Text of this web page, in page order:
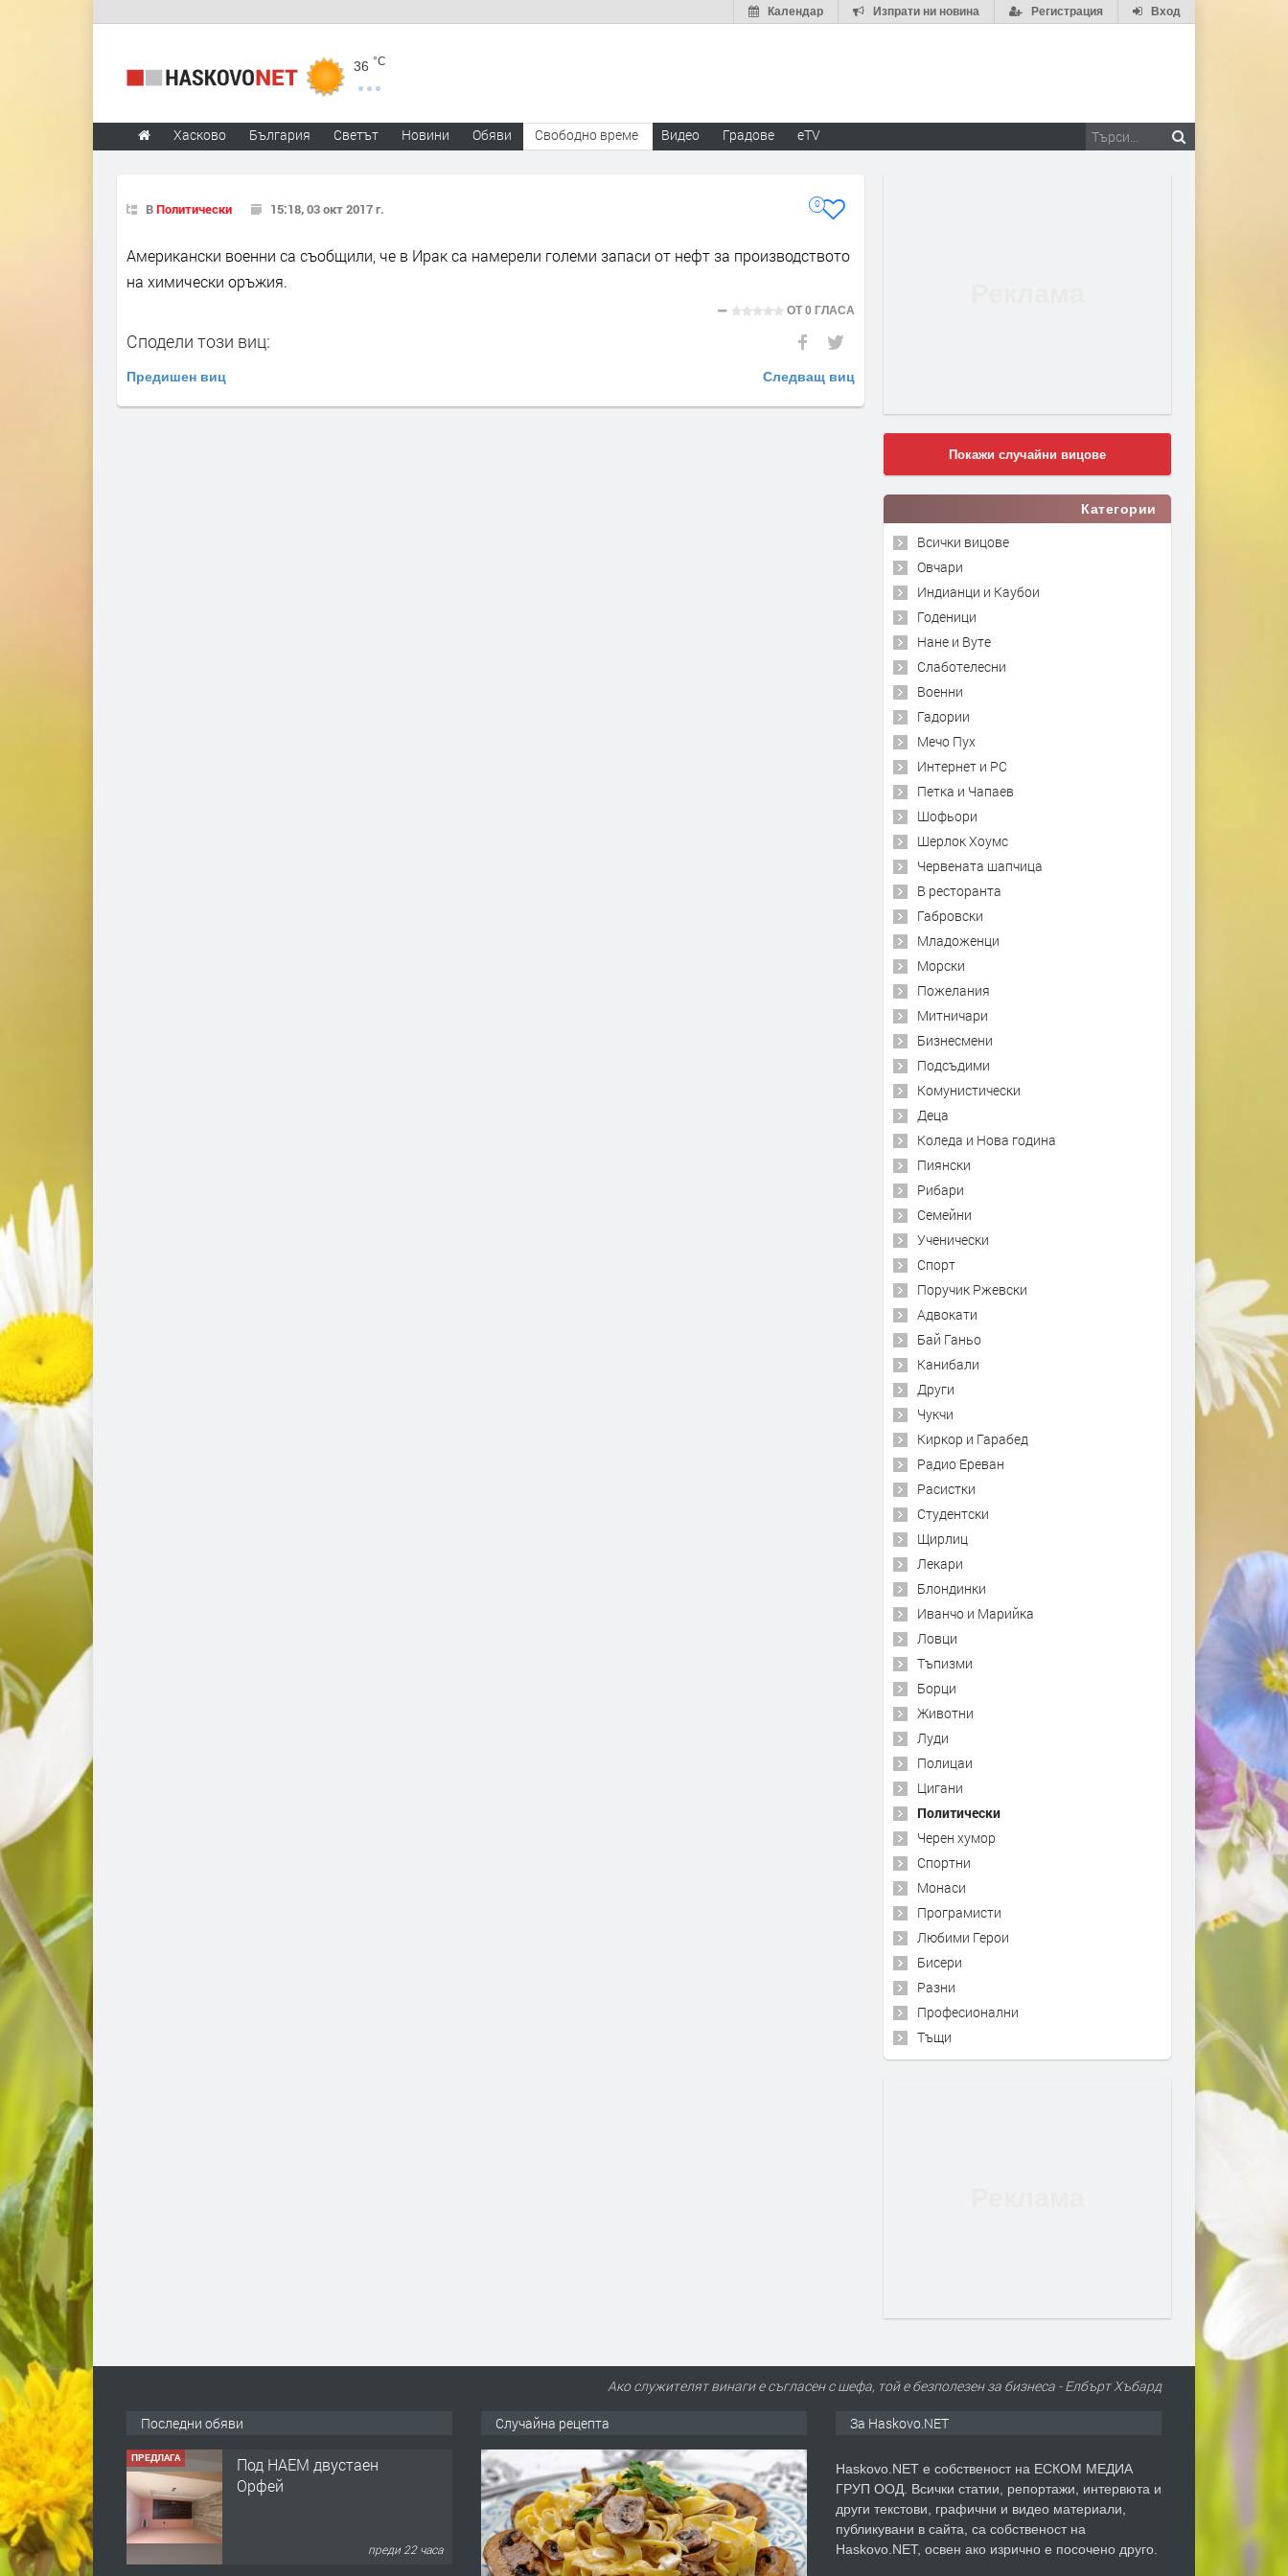
Вход
Регистрация
Изпрати ни новина
Календар
36 °C
Хасково България Светът Новини Обяви Свободно време Видео Градове eTV
ВПолитически 15:18, 03 окт 2017 г. 0
Американски военни са съобщили, че в Ирак са намерели големи запаси от нефт за производството
на химически оръжия.
ОТ0 ГЛАСА
Сподели този виц:
Предишен виц Следващ виц
Покажи случайни вицове
Категории
Всички вицове
Овчари
Индианци и Каубои
Годеници
Нане и Вуте
Слаботелесни
Военни
Гадории
Мечо Пух
Интернет и PC
Петка и Чапаев
Шофьори
Шерлок Хоумс
Червената шапчица
В ресторанта
Габровски
Младоженци
Морски
Пожелания
Митничари
Бизнесмени
Подсъдими
Комунистически
Деца
Коледа и Нова година
Пиянски
Рибари
Семейни
Ученически
Спорт
Поручик Ржевски
Адвокати
Бай Ганьо
Канибали
Други
Чукчи
Киркор и Гарабед
Радио Ереван
Расистки
Студентски
Щирлиц
Лекари
Блондинки
Иванчо и Марийка
Ловци
Тъпизми
Борци
Животни
Луди
Полицаи
Цигани
Политически
Черен хумор
Спортни
Монаси
Програмисти
Любими Герои
Бисери
Разни
Професионални
Тъщи
Ако служителят винаги е съгласен с шефа, той е безполезен за бизнеса - Елбърт Хъбард
Последни обяви
ПРЕДЛАГА
Под НАЕМ двустаен
Орфей
преди 22 часа
Случайна рецепта За Haskovo.NET
Haskovo.NET е собственост на ЕСКОМ МЕДИА
ГРУП ООД. Всички статии, репортажи, интервюта и
други текстови, графични и видео материали,
публикувани в сайта, са собственост на
Haskovo.NET, освен ако изрично е посочено друго.